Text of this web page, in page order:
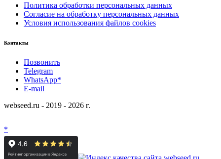
Политика обработки персональных данных
Согласие на обработку персональных данных
Условия использования файлов cookies
Контакты
Позвонить
Telegram
WhatsApp*
E-mail
webseed.ru - 2019 - 2026 г.
*